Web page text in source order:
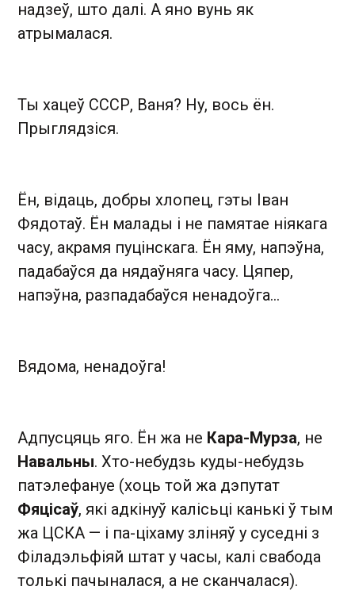
надзеў, што далі. А яно вунь як
атрымалася.
Ты хацеў СССР, Ваня? Ну, вось ён.
Прыглядзіся.
Ён, відаць, добры хлопец, гэты Іван
Фядотаў. Ён малады і не памятае ніякага
часу, акрамя пуцінскага. Ён яму, напэўна,
падабаўся да нядаўняга часу. Цяпер,
напэўна, разпадабаўся ненадоўга...
Вядома, ненадоўга!
Адпусцяць яго. Ён жа не Кара-Мурза, не
Навальны. Хто-небудзь куды-небудзь
патэлефануе (хоць той жа дэпутат
Фяцісаў, які адкінуў калісьці канькі ў тым
жа ЦСКА — і па-ціхаму зліняў у суседні з
Філадэльфіяй штат у часы, калі свабода
толькі пачыналася, а не сканчалася).